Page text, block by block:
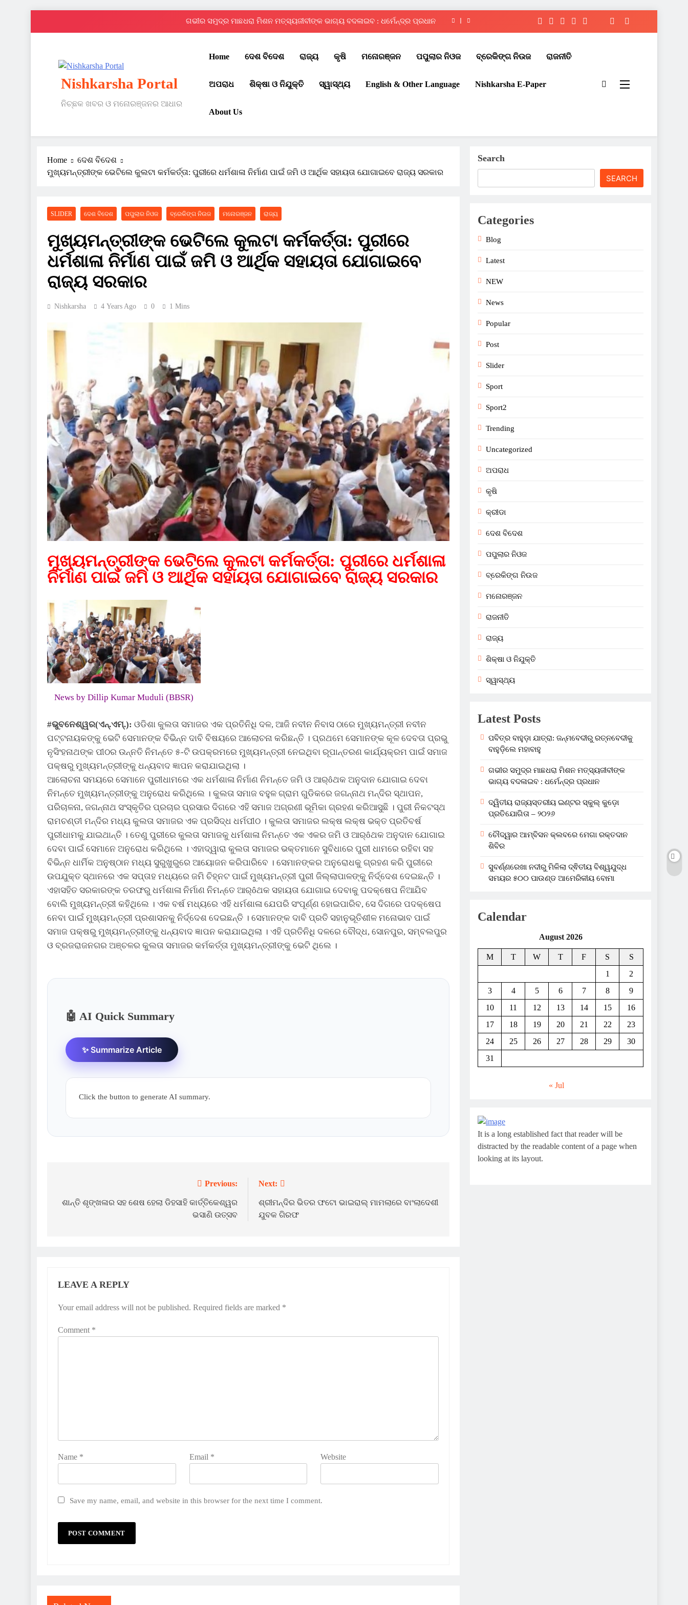
ଗଭୀର ସମୁଦ୍ର ମାଛଧରା ମିଶନ ମତ୍ସ୍ୟଜୀବୀଙ୍କ ଭାଗ୍ୟ ବଦଳାଇବ : ଧର୍ମେନ୍ଦ୍ର ପ୍ରଧାନ
ଚୌଦ୍ୱାର ଆମ୍ବିସନ କ୍ଲବରେ ମେଗା ରକ୍ତଦାନ ଶିବିର
ପବିତ୍ର ବାହୁଡ଼ା ଯାତ୍ରା: ଜନ୍ମବେଦୀରୁ ରତ୍ନବେଦୀକୁ ବାହୁଡ଼ିଲେ ମହାବାହୁ
Nishkarsha Portal
ନିଚ୍ଛକ ଖବର ଓ ମନୋରଞ୍ଜନର ଆଧାର
Home ଦେଶ ବିଦେଶ ରାଜ୍ୟ କୃଷି ମନୋରଞ୍ଜନ ପପୁଲାର ନିଓଜ ବ୍ରେକିଙ୍ଗ ନିଉଜ ରାଜନୀତି
ଅପରାଧ ଶିକ୍ଷା ଓ ନିଯୁକ୍ତି ସ୍ୱାସ୍ଥ୍ୟ English & Other Language Nishkarsha E-Paper​
About Us
Home
ଦେଶ ବିଦେଶ
ମୁଖ୍ୟମନ୍ତ୍ରୀଙ୍କ ଭେଟିଲେ କୁଲଟା କର୍ମକର୍ତ୍ତା: ପୁରୀରେ ଧର୍ମଶାଳା ନିର୍ମାଣ ପାଇଁ ଜମି ଓ ଆର୍ଥିକ ସହାୟତା ଯୋଗାଇବେ ରାଜ୍ୟ ସରକାର
SLIDER ଦେଶ ବିଦେଶ ପପୁଲାର ନିଓଜ ବ୍ରେକିଙ୍ଗ ନିଉଜ ମନୋରଞ୍ଜନ ରାଜ୍ୟ
ମୁଖ୍ୟମନ୍ତ୍ରୀଙ୍କ ଭେଟିଲେ କୁଲଟା କର୍ମକର୍ତ୍ତା: ପୁରୀରେ
ଧର୍ମଶାଳା ନିର୍ମାଣ ପାଇଁ ଜମି ଓ ଆର୍ଥିକ ସହାୟତା ଯୋଗାଇବେ
ରାଜ୍ୟ ସରକାର
Nishkarsha 4 Years Ago 0 1 Mins
ମୁଖ୍ୟମନ୍ତ୍ରୀଙ୍କ ଭେଟିଲେ କୁଲଟା କର୍ମକର୍ତ୍ତା: ପୁରୀରେ ଧର୍ମଶାଳା
ନିର୍ମାଣ ପାଇଁ ଜମି ଓ ଆର୍ଥିକ ସହାୟତା ଯୋଗାଇବେ ରାଜ୍ୟ ସରକାର
News by Dillip Kumar Muduli (BBSR)
#ଭୁବନେଶ୍ୱର(ଏନ୍‌.ଏମ୍‌.): ଓଡିଶା କୁଲତା ସମାଜର ଏକ ପ୍ରତିନିଧି ଦଳ, ଆଜି ନବୀନ ନିବାସ ଠାରେ ମୁଖ୍ୟମନ୍ତ୍ରୀ ନବୀନ
ପଟ୍ଟନାୟକଙ୍କୁ ଭେଟି ସେମାନଙ୍କ ବିଭିନ୍ନ ଦାବି ବିଷୟରେ ଆଲୋଚନା କରିଛନ୍ତି । ପ୍ରଥମେ ସେମାନଙ୍କ କୂଳ ଦେବତା ପ୍ରଭୁ
ନୃସିଂହନାଥଙ୍କ ପୀଠର ଉନ୍ନତି ନିମନ୍ତେ ୫-ଟି ଉପକ୍ରମରେ ମୁଖ୍ୟମନ୍ତ୍ରୀ ନେଇଥିବା ରୂପାନ୍ତରଣ କାର୍ଯ୍ୟକ୍ରମ ପାଇଁ ସମାଜ
ପକ୍ଷରୁ ମୁଖ୍ୟମନ୍ତ୍ରୀଙ୍କୁ ଧନ୍ୟବାଦ ଜ୍ଞାପନ କରାଯାଇଥିଲା ।
ଆଲୋଚନା ସମୟରେ ସେମାନେ ପୁରୀଧାମରେ ଏକ ଧର୍ମଶାଳା ନିର୍ମାଣ ନିମନ୍ତେ ଜମି ଓ ଆର୍ôଥକ ଅନୁଦାନ ଯୋଗାଇ ଦେବା
ନିମନ୍ତେ ମୁଖ୍ୟମନ୍ତ୍ରୀଙ୍କୁ ଅନୁରୋଧ କରିଥିଲେ । କୁଲତା ସମାଜ ବହୁଳ ଗ୍ରାମ ଗୁଡିକରେ ଜଗନ୍ନାଥ ମନ୍ଦିର ସ୍ଥାପନ,
ପରିଚାଳନା, ଜଗନ୍ନାଥ ସଂସ୍କୃତିର ପ୍ରଚାର ପ୍ରସାର ଦିଗରେ ଏହି ସମାଜ ଅଗ୍ରଣୀ ଭୂମିକା ଗ୍ରହଣ କରିଆସୁଛି । ପୁରୀ ନିକଟସ୍ଥ
ରାମଚଣ୍ଡୀ ମନ୍ଦିର ମଧ୍ୟ କୁଲତା ସମାଜର ଏକ ପ୍ରସିଦ୍ଧ ଧର୍ମପୀଠ । କୁଲତା ସମାଜର ଲକ୍ଷ ଲକ୍ଷ ଭକ୍ତ ପ୍ରତିବର୍ଷ
ପୁରୀଧାମକୁ ଯାଇଥାନ୍ତି । ତେଣୁ ପୁରୀରେ କୁଲତା ସମାଜକୁ ଧର୍ମଶାଳା ନିମନ୍ତେ ଏକ ଏକର ଜମି ଓ ଆର୍ôଥକ ଅନୁଦାନ ଯୋଗାଇ
ଦେବା ପାଇଁ ସେମାନେ ଅନୁରୋଧ କରିଥିଲେ । ଏହାଦ୍ୱାରା କୁଲତା ସମାଜର ଭକ୍ତମାନେ ସୁବିଧାରେ ପୁରୀ ଧାମରେ ରହିବା ସହ
ବିଭିନ୍ନ ଧାର୍ମିକ ଅନୁଷ୍ଠାନ ମଧ୍ୟ ସୁରୁଖୁରୁରେ ଆୟୋଜନ କରିପାରିବେ । ସେମାନଙ୍କର ଅନୁରୋଧକୁ ଗ୍ରହଣ କରି ପୁରୀରେ
ଉପଯୁକ୍ତ ସ୍ଥାନରେ ଏକ ସପ୍ତାହ ମଧ୍ୟରେ ଜମି ଚିହ୍ନଟ ପାଇଁ ମୁଖ୍ୟମନ୍ତ୍ରୀ ପୁରୀ ଜିଲ୍ଲାପାଳଙ୍କୁ ନିର୍ଦ୍ଦେଶ ଦେଇଛନ୍ତି ।
ଏହାସହିତ ସରକାରଙ୍କ ତରଫରୁ ଧର୍ମଶାଳା ନିର୍ମାଣ ନିମନ୍ତେ ଆର୍ôଥକ ସହାୟତା ଯୋଗାଇ ଦେବାକୁ ପଦକ୍ଷେପ ନିଆଯିବ
ବୋଲି ମୁଖ୍ୟମନ୍ତ୍ରୀ କହିଥିଲେ । ଏକ ବର୍ଷ ମଧ୍ୟରେ ଏହି ଧର୍ମଶାଳା ଯେପରି ସଂପୂର୍ଣ୍ଣ ହୋଇପାରିବ, ସେ ଦିଗରେ ପଦକ୍ଷେପ
ନେବା ପାଇଁ ମୁଖ୍ୟମନ୍ତ୍ରୀ ପ୍ରଶାସନକୁ ନିର୍ଦ୍ଦେଶ ଦେଇଛନ୍ତି । ସେମାନଙ୍କ ଦାବି ପ୍ରତି ସହାନୁଭୂତିଶୀଳ ମନୋଭାବ ପାଇଁ
ସମାଜ ପକ୍ଷରୁ ମୁଖ୍ୟମନ୍ତ୍ରୀଙ୍କୁ ଧନ୍ୟବାଦ ଜ୍ଞାପନ କରାଯାଇଥିଲା । ଏହି ପ୍ରତିନିଧି ଦଳରେ ବୌଦ୍ଧ, ସୋନପୁର, ସମ୍ବଲପୁର
ଓ ବ୍ରଜରାଜନଗର ଅଞ୍ଚଳର କୁଲତା ସମାଜର କର୍ମକର୍ତ୍ତା ମୁଖ୍ୟମନ୍ତ୍ରୀଙ୍କୁ ଭେଟି ଥିଲେ ।
🤖 AI Quick Summary
✨ Summarize Article
Click the button to generate AI summary.
navigation
Previous:
ଶାନ୍ତି ଶୃଙ୍ଖଳାର ସହ ଶେଷ ହେଲା ଡିହସାହି କାର୍ତ୍ତିକେଶ୍ୱର
ଭସାଣି ଉତ୍ସବ
Next:
ଶ୍ରୀମନ୍ଦିର ଭିତର ଫଟୋ ଭାଇରାଲ୍ ମାମଲାରେ ବାଂଲାଦେଶୀ
ଯୁବକ ଗିରଫ
LEAVE A REPLY
Your email address will not be published. Required fields are marked *
Comment *
Name * Email * Website
Save my name, email, and website in this browser for the next time I comment.
Search
SEARCH
Categories
Blog
Latest
NEW
News
Popular
Post
Slider
Sport
Sport2
Trending
Uncategorized
ଅପରାଧ
କୃଷି
କ୍ରୀଡା
ଦେଶ ବିଦେଶ
ପପୁଲାର ନିଓଜ
ବ୍ରେକିଙ୍ଗ ନିଉଜ
ମନୋରଞ୍ଜନ
ରାଜନୀତି
ରାଜ୍ୟ
ଶିକ୍ଷା ଓ ନିଯୁକ୍ତି
ସ୍ୱାସ୍ଥ୍ୟ
Latest Posts
ପବିତ୍ର ବାହୁଡ଼ା ଯାତ୍ରା: ଜନ୍ମବେଦୀରୁ ରତ୍ନବେଦୀକୁ
ବାହୁଡ଼ିଲେ ମହାବାହୁ
ଗଭୀର ସମୁଦ୍ର ମାଛଧରା ମିଶନ ମତ୍ସ୍ୟଜୀବୀଙ୍କ
ଭାଗ୍ୟ ବଦଳାଇବ : ଧର୍ମେନ୍ଦ୍ର ପ୍ରଧାନ
ଦ୍ୱିତୀୟ ରାଜ୍ୟସ୍ତରୀୟ ଇଣ୍ଟର ସ୍କୁଲ୍ କୁଡ଼ୋ
ପ୍ରତିଯୋଗିତା – ୨୦୨୬
ଚୌଦ୍ୱାର ଆମ୍ବିସନ କ୍ଲବରେ ମେଗା ରକ୍ତଦାନ
ଶିବିର
ସୁବର୍ଣ୍ଣରେଖା ନଦୀରୁ ମିଳିଲା ଦ୍ଵିତୀୟ ବିଶ୍ୱଯୁଦ୍ଧ
ସମୟର ୫୦୦ ପାଉଣ୍ଡ ଆମେରିକୀୟ ବୋମା
Calendar
August 2026
M T W T F S
S
1
2
3
4 5 6 7 8
9
10
11 12 13 14 15
16
17
18 19 20 21 22
23
24
25 26 27 28 29
30
31
« Jul
It is a long established fact that reader will be
distracted by the readable content of a page when
looking at its layout.